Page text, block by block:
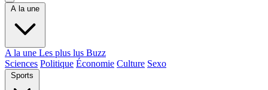
A la une
A la une Les plus lus Buzz
Sciences Politique Économie Culture Sexo
Sports